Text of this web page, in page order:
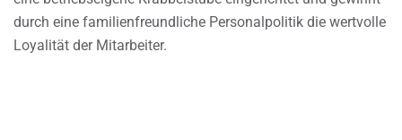
durch eine familienfreundliche Personalpolitik die wertvolle
Loyalität der Mitarbeiter.